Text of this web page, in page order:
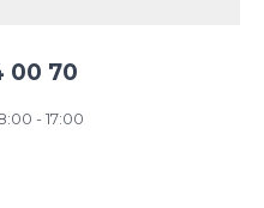
00 70
- 17:00